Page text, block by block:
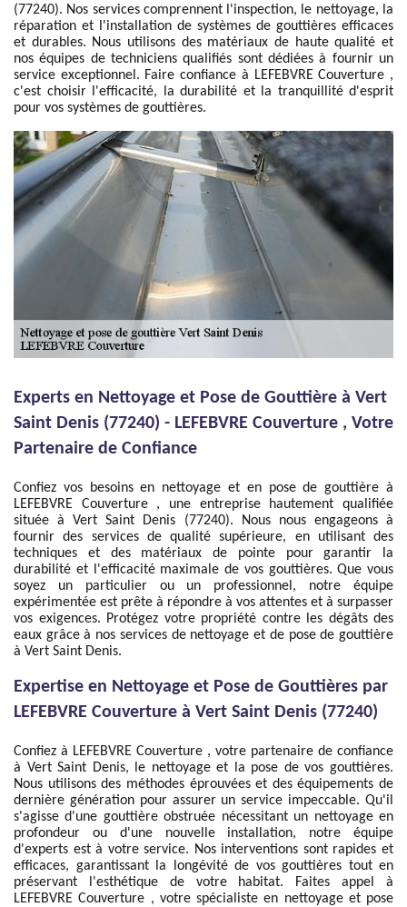
(77240). Nos services comprennent l'inspection, le nettoyage, la
réparation et l'installation de systèmes de gouttières efficaces
et durables. Nous utilisons des matériaux de haute qualité et
nos équipes de techniciens qualifiés sont dédiées à fournir un
service exceptionnel. Faire confiance à LEFEBVRE Couverture ,
c'est choisir l'efficacité, la durabilité et la tranquillité d'esprit
pour vos systèmes de gouttières.
Experts en Nettoyage et Pose de Gouttière à Vert
Saint Denis (77240) - LEFEBVRE Couverture , Votre
Partenaire de Confiance
Confiez vos besoins en nettoyage et en pose de gouttière à
LEFEBVRE Couverture , une entreprise hautement qualifiée
située à Vert Saint Denis (77240). Nous nous engageons à
fournir des services de qualité supérieure, en utilisant des
techniques et des matériaux de pointe pour garantir la
durabilité et l'efficacité maximale de vos gouttières. Que vous
soyez un particulier ou un professionnel, notre équipe
expérimentée est prête à répondre à vos attentes et à surpasser
vos exigences. Protégez votre propriété contre les dégâts des
eaux grâce à nos services de nettoyage et de pose de gouttière
à Vert Saint Denis.
Expertise en Nettoyage et Pose de Gouttières par
LEFEBVRE Couverture à Vert Saint Denis (77240)
Confiez à LEFEBVRE Couverture , votre partenaire de confiance
à Vert Saint Denis, le nettoyage et la pose de vos gouttières.
Nous utilisons des méthodes éprouvées et des équipements de
dernière génération pour assurer un service impeccable. Qu'il
s'agisse d'une gouttière obstruée nécessitant un nettoyage en
profondeur ou d'une nouvelle installation, notre équipe
d'experts est à votre service. Nos interventions sont rapides et
efficaces, garantissant la longévité de vos gouttières tout en
préservant l'esthétique de votre habitat. Faites appel à
LEFEBVRE Couverture , votre spécialiste en nettoyage et pose